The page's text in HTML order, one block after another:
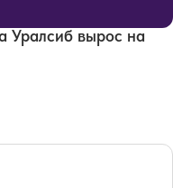
Уралсиб вырос на